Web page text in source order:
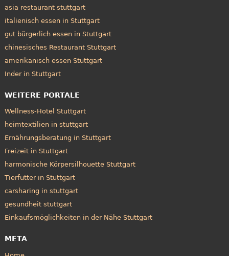
asia restaurant stuttgart
italienisch essen in Stuttgart
gut bürgerlich essen in Stuttgart
chinesisches Restaurant Stuttgart
amerikanisch essen Stuttgart
Inder in Stuttgart
WEITERE PORTALE
Wellness-Hotel Stuttgart
heimtextilien in stuttgart
Ernährungsberatung in Stuttgart
Freizeit in Stuttgart
harmonische Körpersilhouette Stuttgart
Tierfutter in Stuttgart
carsharing in stuttgart
gesundheit stuttgart
Einkaufsmöglichkeiten in der Nähe Stuttgart
META